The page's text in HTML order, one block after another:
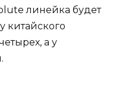
линейка будет
китайского
а у